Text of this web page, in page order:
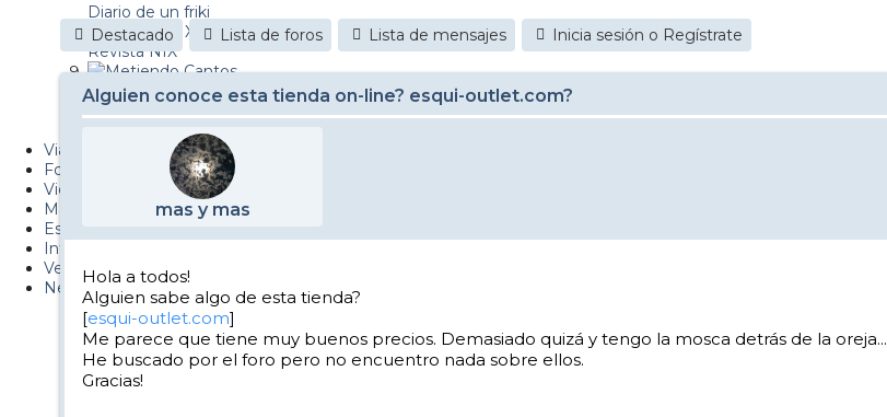
Diario de un friki
Revista NIX
Metiendo Cantos
PUCAF - Blog
Viajes
Fotos
Videos
Material
Esquí Pro
Infonieve
Verano
Nevalog
Destacado Lista de foros Lista de mensajes Inicia sesión o Regístrate
Alguien conoce esta tienda on-line? esqui-outlet.com?
mas y mas
Hola a todos!
Alguien sabe algo de esta tienda?
[esqui-outlet.com]
Me parece que tiene muy buenos precios. Demasiado quizá y tengo la mosca detrás de la oreja...
He buscado por el foro pero no encuentro nada sobre ellos.
Gracias!